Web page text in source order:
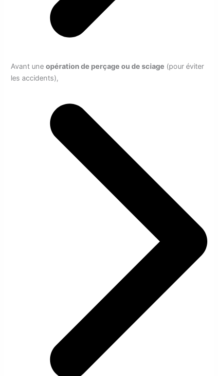
Avant uneopération de perçage ou de sciage (pour éviter
les accidents),